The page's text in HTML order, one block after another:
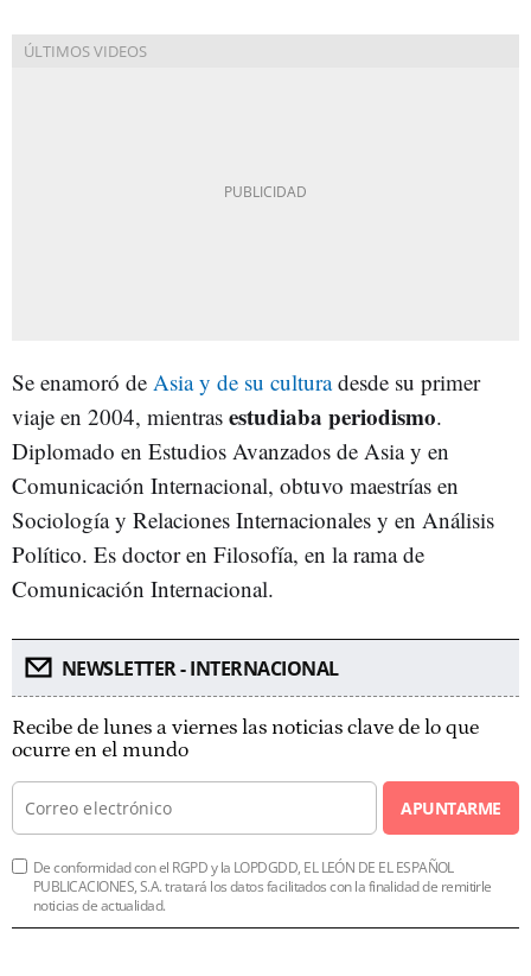
Se enamoró de Asia y de su culturadesde su primer
viaje en 2004, mientras estudiaba periodismo.
Diplomado en Estudios Avanzados de Asia y en
Comunicación Internacional, obtuvo maestrías en
Sociología y Relaciones Internacionales y en Análisis
Político. Es doctor en Filosofía, en la rama de
Comunicación Internacional.
NEWSLETTER - INTERNACIONAL
Recibe de lunes a viernes las noticias clave de lo que
ocurre en el mundo
APUNTARME
De conformidad con el RGPD y la LOPDGDD, EL LEÓN DE EL ESPAÑOL
PUBLICACIONES, S.A. tratará los datos facilitados con la finalidad de remitirle
noticias de actualidad.